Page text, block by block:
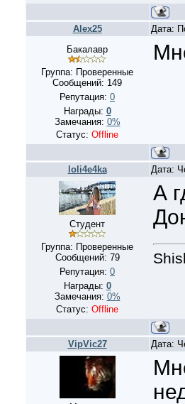
Alex25
Дата:
Бакалавр
Группа: Проверенные
Сообщений: 149
Репутация: 0
Награды: 0
Замечания: 0%
Статус: Offline
loli4e4ka Дата:
Студент
Группа: Проверенные
Сообщений: 79
Репутация: 0
Награды: 0
Замечания: 0%
Статус: Offline
А
VipVic27 Дата: